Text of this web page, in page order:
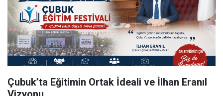
Çubuk’ta Eğitimin Ortak İdeali ve İlhan Eranıl